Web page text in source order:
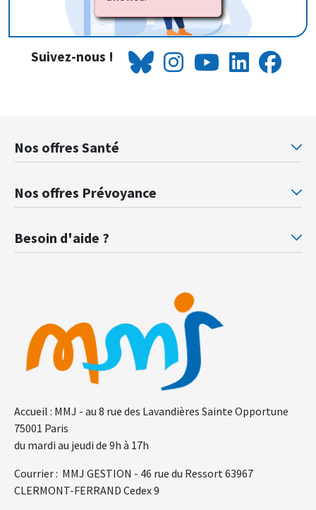
Suivez-nous !
Accueil : MMJ - au 8 rue des Lavandières Sainte Opportune
75001 Paris
du mardi au jeudi de 9h à 17h
Courrier : MMJ GESTION - 46 rue du Ressort 63967
CLERMONT-FERRAND Cedex 9
Nos offres Santé
Mutuelle santé Retraités justice
Nos offres Prévoyance
Besoin d'aide ?